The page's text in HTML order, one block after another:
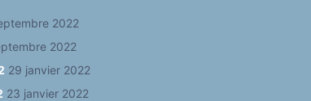
2022
2022
29 janvier 2022
23 janvier 2022